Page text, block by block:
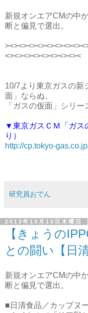
新規オンエアCMの中
断と偏見で選出。
<><><><><><><><><
10/7より東京ガスの新
面」ならぬ、
「ガスの仮面」シリ
▼東京ガスＣＭ「ガス
り）
http://cp.tokyo-
研究員おでん
2013年10月10日木曜日
【きょうの
との闘い【日
新規オンエアCMの中
断と偏見で選出。
■日清食品／カップヌ